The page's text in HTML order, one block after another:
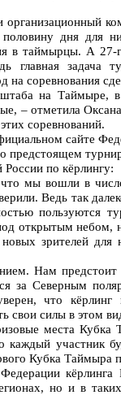
дня для
в таймырцы. А 27-
главная задача
соревнования
на Таймыре,
– отметила
соревнований.
сайте
предстоящем
по кёрлингу:
мы вошли в
Ведь так
пользуются
открытым небом,
зрителей
Нам предстоит
за Северным
что кёрлинг
свои силы в этом
места
участник
Кубка Таймыра
кёрлинга
но и в